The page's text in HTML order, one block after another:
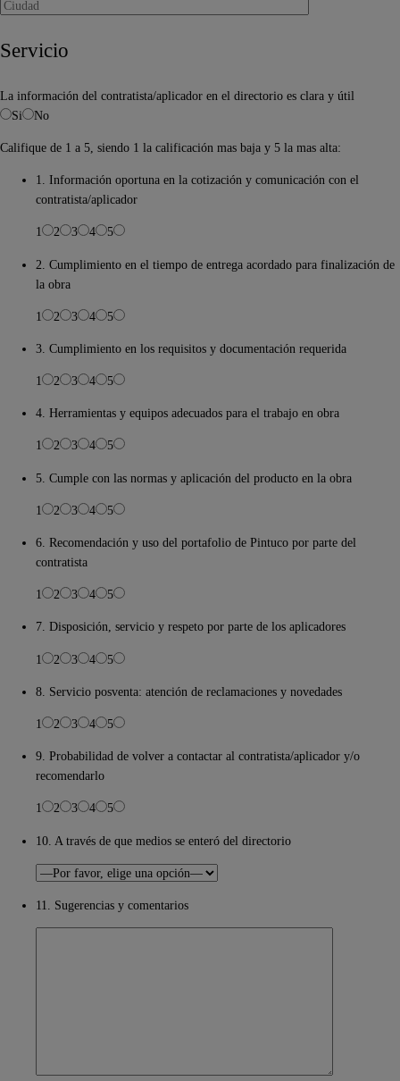
Servicio
La información del contratista/aplicador en el directorio es clara y útil
Si
No
Califique de 1 a 5, siendo 1 la calificación mas baja y 5 la mas alta:
1. Información oportuna en la cotización y comunicación con el
contratista/aplicador
1 2 3 4 5
2. Cumplimiento en el tiempo de entrega acordado para finalización de
la obra
1 2 3 4 5
3. Cumplimiento en los requisitos y documentación requerida
1 2 3 4 5
4. Herramientas y equipos adecuados para el trabajo en obra
1 2 3 4 5
5. Cumple con las normas y aplicación del producto en la obra
1 2 3 4 5
6. Recomendación y uso del portafolio de Pintuco por parte del
contratista
1 2 3 4 5
7. Disposición, servicio y respeto por parte de los aplicadores
1 2 3 4 5
8. Servicio posventa: atención de reclamaciones y novedades
1 2 3 4 5
9. Probabilidad de volver a contactar al contratista/aplicador y/o
recomendarlo
1 2 3 4 5
10. A través de que medios se enteró del directorio
11. Sugerencias y comentarios